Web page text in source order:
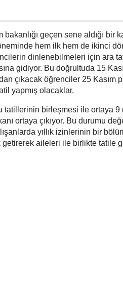
bakanlığı geçen sene aldığı bir
hem ilk hem de ikinci
dinlenebilmeleri için ara
gidiyor. Bu doğrultuda 15
çıkacak öğrenciler 25 Kasım
yapmış olacaklar.
tatillerinin birleşmesi ile ortaya 9
ortaya çıkıyor. Bu durumu
yıllık izinlerinin bir
getirerek aileleri ile birlikte tatile